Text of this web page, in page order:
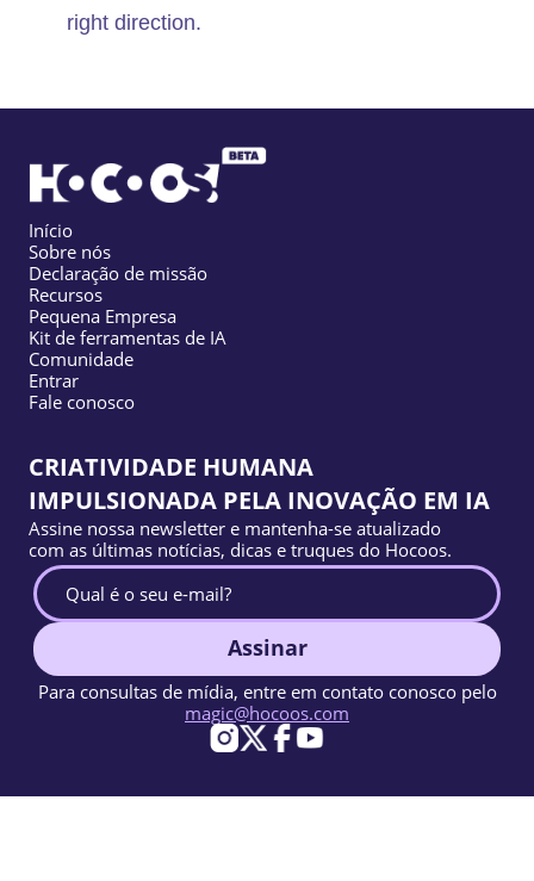
right direction.
Início
Sobre nós
Declaração de missão
Recursos
Pequena Empresa
Kit de ferramentas de IA
Comunidade
Entrar
Fale conosco
CRIATIVIDADE HUMANA
IMPULSIONADA PELA INOVAÇÃO EM IA
Assine nossa newsletter e mantenha-se atualizado
com as últimas notícias, dicas e truques do Hocoos.
Assinar
Para consultas de mídia, entre em contato conosco pelo
magic@hocoos.com